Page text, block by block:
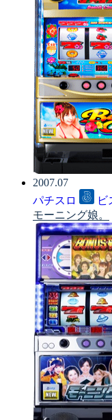
2007.07
パチスロ
ビ
モーニング娘。